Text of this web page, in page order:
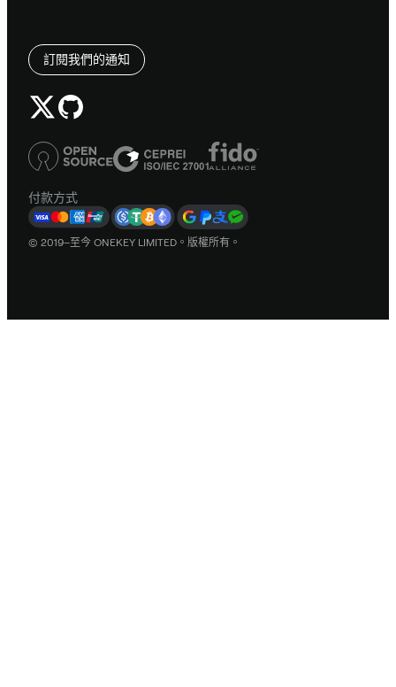
訂閱我們的通知
付款方式
© 2019–至今 ONEKEY LIMITED。版權所有。